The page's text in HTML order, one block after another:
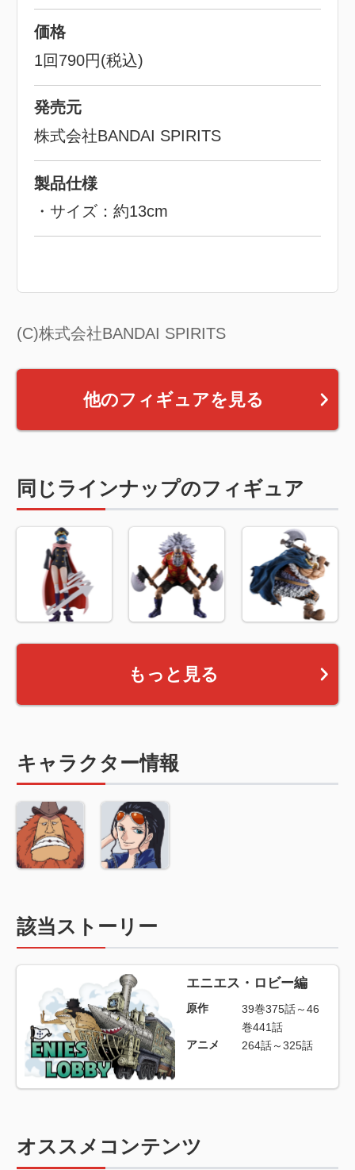
価格
1回790円(税込)
発売元
株式会社BANDAI SPIRITS
製品仕様
・サイズ：約13cm
(C)株式会社BANDAI SPIRITS
他のフィギュアを見る
同じラインナップのフィギュア
もっと見る
キャラクター情報
該当ストーリー
エニエス・ロビー編
原作
39巻375話～46
巻441話
アニメ
264話～325話
オススメコンテンツ